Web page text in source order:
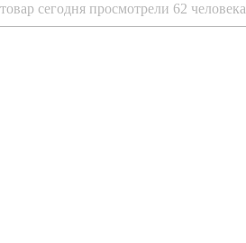
сегодня просмотрели 62 человека